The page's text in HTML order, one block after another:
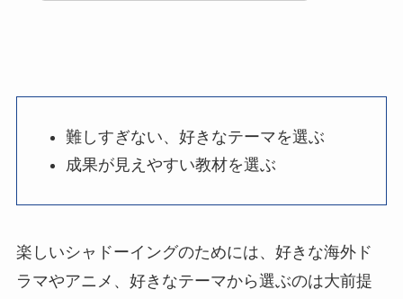
難しすぎない、好きなテーマを選ぶ
成果が見えやすい教材を選ぶ
楽しいシャドーイングのためには、好きな海外ド
ラマやアニメ、好きなテーマから選ぶのは大前提